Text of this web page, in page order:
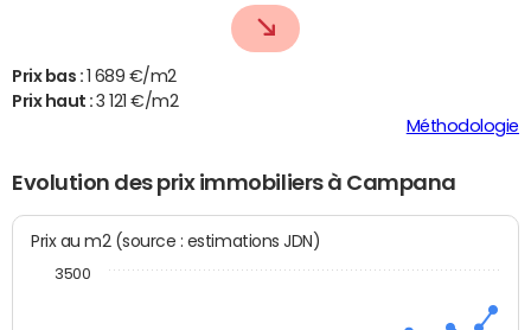
Prix bas :
1 689 €/m2
Prix haut :3 121 €/m2
Méthodologie
Evolution des prix immobiliers à Campana
Prix au m2 (source : estimations JDN)
3500